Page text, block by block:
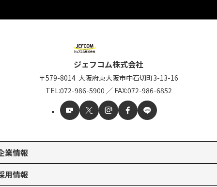
ジェフコム株式会社
〒579-8014 大阪府東大阪市中石切町3-13-16
TEL:072-986-5900 ／ FAX:072-986-6852
業情報
用情報